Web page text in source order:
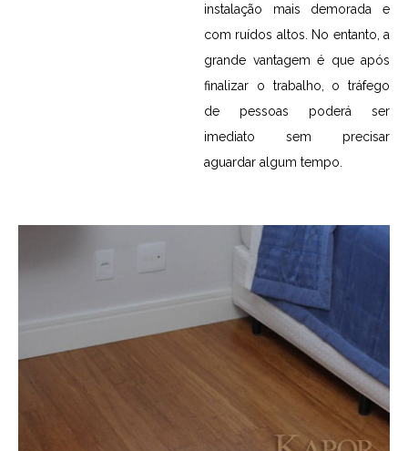
instalação mais demorada e
com ruídos altos. No entanto, a
grande vantagem é que após
finalizar o trabalho, o tráfego
de pessoas poderá ser
imediato sem precisar
aguardar algum tempo.